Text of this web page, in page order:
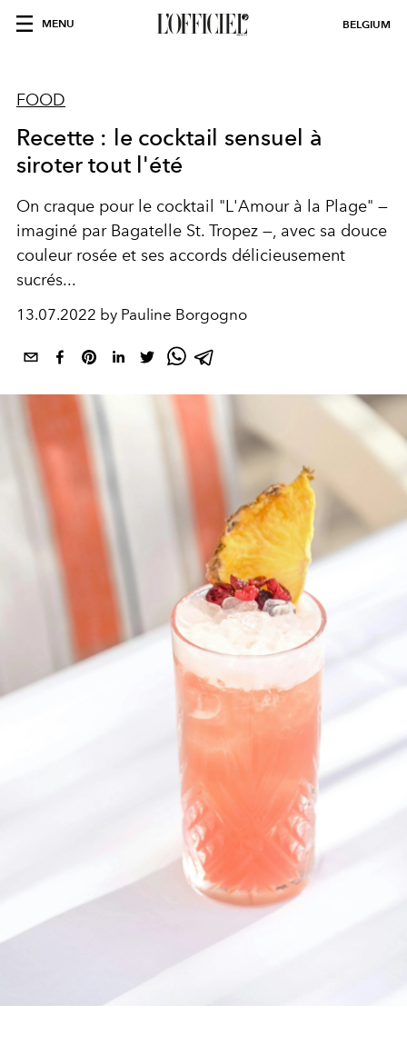
MENU BELGIUM
FOOD
Recette : le cocktail sensuel à
siroter tout l'été
On craque pour le cocktail "L'Amour à la Plage" —
imaginé par Bagatelle St. Tropez —, avec sa douce
couleur rosée et ses accords délicieusement
sucrés...
13.07.2022 by Pauline Borgogno